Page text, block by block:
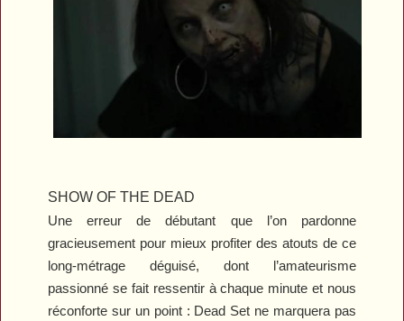
SHOW OF THE DEAD
Une erreur de débutant que l’on pardonne
gracieusement pour mieux profiter des atouts de ce
long-métrage déguisé, dont l’amateurisme
passionné se fait ressentir à chaque minute et nous
réconforte sur un point : Dead Set ne marquera pas